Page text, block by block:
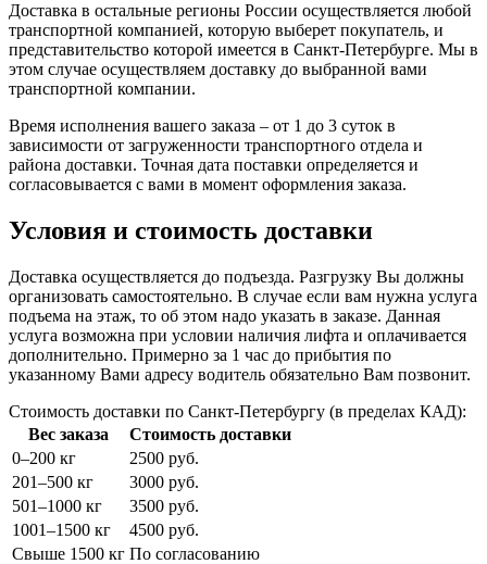
Доставка в остальные регионы России осуществляется любой
транспортной компанией, которую выберет покупатель, и
представительство которой имеется в Санкт-Петербурге. Мы в
этом случае осуществляем доставку до выбранной вами
транспортной компании.
Время исполнения вашего заказа – от 1 до 3 суток в
зависимости от загруженности транспортного отдела и
района доставки. Точная дата поставки определяется и
согласовывается с вами в момент оформления заказа.
Условия и стоимость доставки
Доставка осуществляется до подъезда. Разгрузку Вы должны
организовать самостоятельно. В случае если вам нужна услуга
подъема на этаж, то об этом надо указать в заказе. Данная
услуга возможна при условии наличия лифта и оплачивается
дополнительно. Примерно за 1 час до прибытия по
указанному Вами адресу водитель обязательно Вам позвонит.
Стоимость доставки по Санкт-Петербургу (в пределах КАД):
Вес заказа
Стоимость доставки
0–200 кг
2500 руб.
201–500 кг
3000 руб.
501–1000 кг
3500 руб.
1001–1500 кг
4500 руб.
Свыше 1500 кг По согласованию